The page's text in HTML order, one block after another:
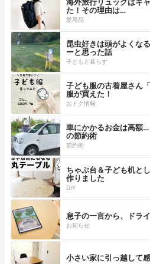
海外旅行リュックはキ
た！その理由は…
愛用品
昆虫好きは頭がよくな
ーと思った話
子どもと暮らす
子ども服の古着屋さん
服が買えた！
おトク情報
車にかかるお金は高額
の節約術
節約術
ちゃぶ台＆子ども机と
作りました
DIY
息子の一言から、ドラ
お知らせ
小さい家に引っ越して